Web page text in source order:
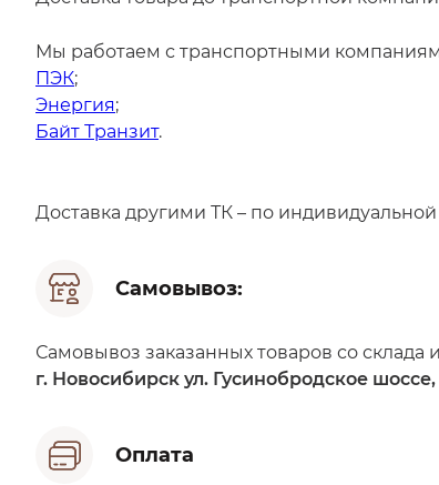
Мы работаем с транспортными
ПЭК;
Энергия;
Байт Транзит.
Доставка другими ТК – по
Самовывоз:
Самовывоз заказанных товаров со
г. Новосибирск ул. Гусинобродское шоссе,
Оплата